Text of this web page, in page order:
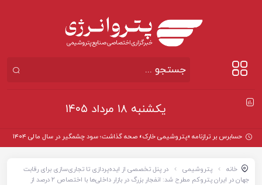
یکشنبه ۱۸ مرداد ۱۴۰۵
حسابرس بر ترازنامه «پتروشیمی خارک» صحه گذاشت؛ سود چشمگیر در سال مالی ۱۴۰۴
خانه پتروشیمی
در پنل تخصصی از ایده‌پردازی تا تجاری‌سازی برای رقابت
جهان در ایران پتروکم مطرح شد: انفجار بزرگ در بازار داخلی‌ها با اختصاص ۲ درصد از